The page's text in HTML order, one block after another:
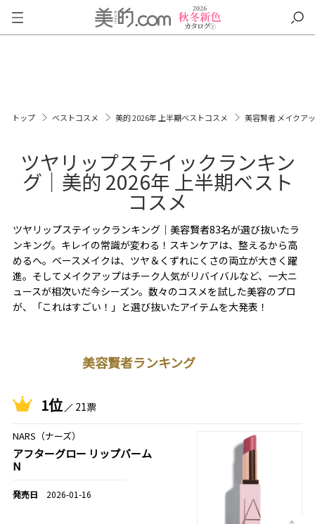
トップ ベストコスメ 美的 2026年 上半期ベストコスメ 美容賢者 メイクア
ツヤリップステイックランキン
グ｜美的 2026年 上半期ベスト
コスメ
ツヤリップステイックランキング｜美容賢者83名が選び抜いたラ
ンキング。キレイの常識が変わる！スキンケアは、整えるから高
めるへ。ベースメイクは、ツヤ＆くずれにくさの両立が大きく躍
進。そしてメイクアップはチーク人気がリバイバルなど、一大ニ
ュースが相次いだ今シーズン。数々のコスメを試した美容のプロ
が、「これはすごい！」と選び抜いたアイテムを大発表！
美容賢者ランキング
1位 21票
NARS（ナーズ）
アフターグロー リップバーム
N
2026-01-16